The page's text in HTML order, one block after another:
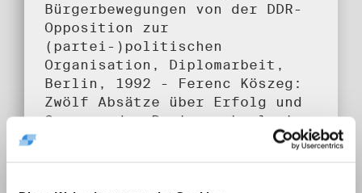
Bürgerbewegungen von der DDR-
Opposition zur
(partei-)politischen
Organisation, Diplomarbeit,
Berlin, 1992 - Ferenc Köszeg:
Zwölf Absätze über Erfolg und
Grenzen des Regimewechsels in